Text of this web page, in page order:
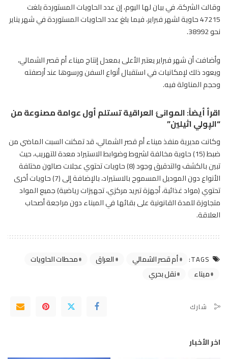
وقالت الشركة، في بيان لها اليوم، إن عدد الحاويات المستوردة بلغت
47215 حاوية لشهر فبراير، فيما بلغ عدد الحاويات المستوردة في شهر يناير
نحو 38992.
وأضافت أن شهر فبراير يعتبر الأعلى بمعدل إنتاج ميناء أم قصر الشمالي،
ويعود ذلك لإمكانيات في استقبال أنواع السفن ورسوها عند أرصفته
وحجم المناولة فيه.
اقرأ أيضاً:الموانئ العراقية تستلم أول عوامة مصنوعة من
“الپولي اثيلين”
وكانت مديرية منفذ ميناء أم قصر الشمالي، قد تمكنت السبت الماضي من
ضبط (15) حاوية مخالفة لشروط وضوابط الاستيراد معدة للتهريب، حيث
تبين بالكشف والتدقيق وجود (8) حاويات تحتوي عجلات صالون مختلفة
الأنواع دون الموديل المسموح بالاستيراد، بالإضافة إلى (7) حاويات أخرى
تحتوي (مواد غذائية، أجهزة تبريد مركزي، تجهيزات رياضية) جميع المواد
متجاوزة للمدة القانونية على بقائها في الميناء دون مراجعة أصحاب
العلاقة.
TAGS: أم قصر الشمالي العراق
محطات الحاويات
ميناء
نقل بحري
شارك
اخر الأخبار